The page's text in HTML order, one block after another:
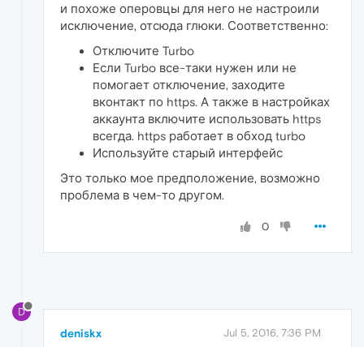
и похоже оперовцы для него не настроили
исключение, отсюда глюки. Соответственно:
Отключите Turbo
Если Turbo все-таки нужен или не
помогает отключение, заходите
вконтакт по https. А также в настройках
аккаунта включите использовать https
всегда. https работает в обход turbo
Используйте старый интерфейс
Это только мое предположение, возможно
проблема в чем-то другом.
0
D
deniskx Jul 5, 2016, 7:36 PM